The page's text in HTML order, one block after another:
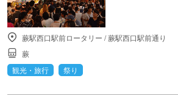
蕨駅西口駅前ロータリー /蕨駅西口駅前通り
蕨
観光・旅行
祭り